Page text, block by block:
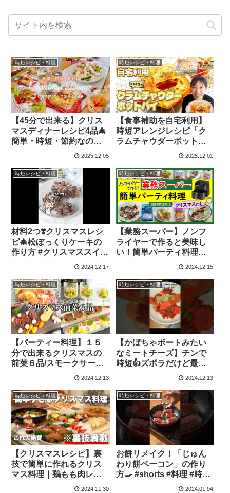
時短レシピ・料理
【45分で出来る】クリス
マスディナーレシピ4品🎄
簡単・時短・節約なのに
手抜き感なしの豪華さで
し！！ケーキを足せばお
腹いっぱいになりますよ♪
– ゆもんち
2025.12.05
時短レシピ・料理
【食事補助を自宅利用】
時短アレンジレシピ「ク
ラムチャウダーポットパ
イ」 – オフィス社食 | ES
2025.12.01
時短レシピ・料理
材料2つ❣️クリスマスレシ
ピ🎄松ぼっくりケーキの
作り方 #クリスマススイー
ツ #時短レシピ # #簡単ス
2024.12.17
時短レシピ・料理
【業務スーパー】ノンフ
ライヤーで作ると美味し
い！簡単パーティ料理！
業スーマニアおすすめ購
③）GYOMU
SUPERMARKET JAPAN
– スパ子チャンネル
2024.12.15
時短レシピ・料理
【パーティー料理】１５
分で出来るクリスマスの
前菜６品/スモークサーモ
ンのマリネ/ピザ/ピンチョ
ボカドのサラダ/おつまみ/
居酒屋/ワインに合う/作り
置き/常備菜/夕食/時短 – お
もてなし料理とパーティ
ー料理
2024.12.13
時短レシピ・料理
【かぼちゃボートみたい
なミートチーズ】チンで
時短👍️ズボラだけど最高
に旨い😋 – がんばる50
2024.12.13
時短レシピ・料理
【クリスマスレシピ】裏
技で簡単に作れるクリス
マス料理｜鶏もも肉レシ
ピ｜クリスマスメイン料
2024.11.30
時短レシピ・料理
お餅リメイク！「じゅん
わり餅ベーコン」の作り
方🍳 #shorts #料理 #時短
– いとえり時短クッキング
2024.01.04